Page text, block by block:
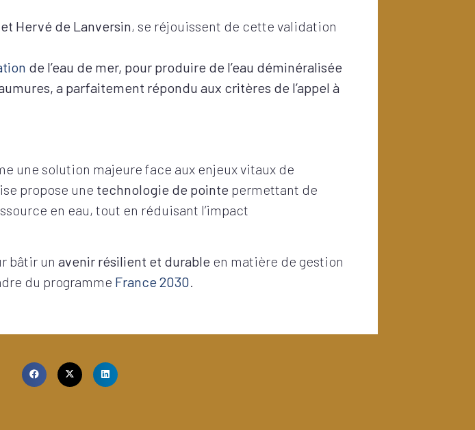
Hervé de Lanversin, se réjouissent de cette validation
de l’eau de mer, pour produire de l’eau déminéralisée
a parfaitement répondu aux critères de l’appel à
une solution majeure face aux enjeux vitaux de
propose une technologie de pointe permettant de
en eau, tout en réduisant l’impact
bâtir un avenir résilient et durable en matière de gestion
du programme France 2030